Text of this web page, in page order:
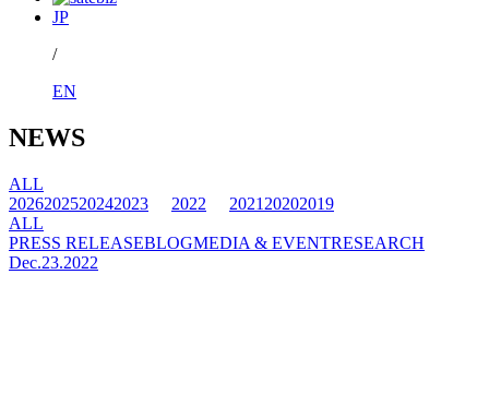
JP
/
EN
NEWS
ALL
2026202520242023 2022 2021 20202019
ALL
PRESS RELEASEBLOGMEDIA & EVENTRESEARCH
Dec.23.2022